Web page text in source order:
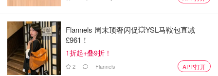
Northern Rail北方铁路公司警告乘客"除非必要请勿出
Midlands Railway和Avanti West Coast等公司也取消数
十趟列车。
Flannels 周末顶奢闪促💥YSL马鞍包直减
£961！
1折起+叠9折！
2 Flannels APP打开